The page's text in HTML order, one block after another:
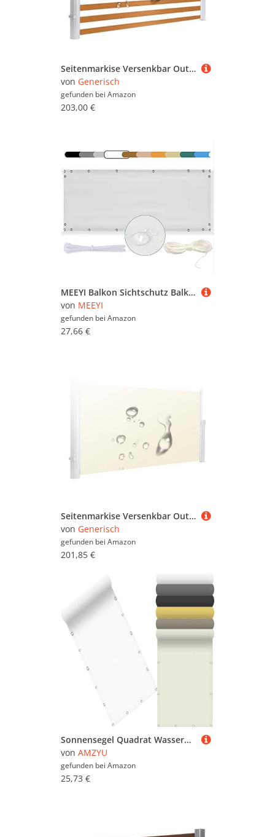
Seitenmarkise Versenkbar Outdoor Sichtschutz Wasserdicht UV-beständig für Garten Hof Balkon Höhenverstellbar
von Generisch
gefunden bei Amazon
203,00 €
MEEYI Balkon Sichtschutz Balkon seitenmarkise 130x300cm Balkonabdeckung Balkonverkleidung Wind-und UV-Schutz Wetterfest mit Kabelbinder Ösen Seil, für Balkongeländer, Terrasse & Garten Weiß
von MEEYI
gefunden bei Amazon
27,66 €
Seitenmarkise Versenkbar Outdoor Sichtschutz Wasserdicht UV-beständig für Garten Hof Balkon Höhenverstellbar
von Generisch
gefunden bei Amazon
201,85 €
Sonnensegel Quadrat Wasserdicht 95 x 290 cm Seitenmarkise Schattierungsnetz Rechteckig UV Schutz Windschutz mit Kostenlosem Seil für Balkon Terrasse Garten, Weiß
von AMZYU
gefunden bei Amazon
25,73 €